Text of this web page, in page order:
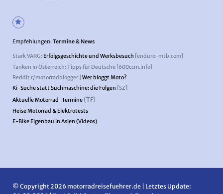
Empfehlungen:Termine & News
Stark VARG: Erfolgsgeschichte und Werksbesuch [enduro-mtb.com]
Tanken in Österreich: Tipps für Deutsche [600ccm.info]
Reddit r/motorradblogger | Wer bloggt Moto?
Ki-Suche statt Suchmaschine: die Folgen [SZ]
Aktuelle Motorrad-Termine(TF)
Heise Motorrad & Elektrotests
E-Bike Eigenbau in Asien (Videos)
© Copyright 2026 motorradreisefuehrer.de | Letztes Update: